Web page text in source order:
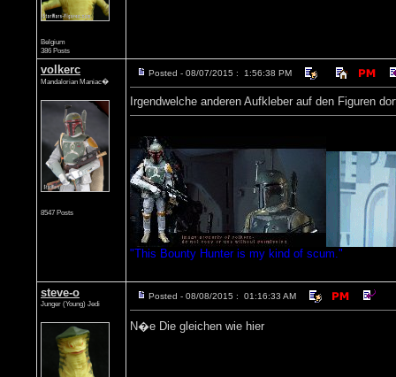
Belgium
386 Posts
volkerc
Mandalorian Maniac�
8547 Posts
Posted - 08/07/2015 : 1:56:38 PM
Irgendwelche anderen Aufkleber auf den Figuren
"This Bounty Hunter is my kind of scum."
steve-o
Junger (Young) Jedi
Posted - 08/08/2015 : 01:16:33 AM
N�e Die gleichen wie hier